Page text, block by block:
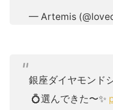
— Artemis
銀座ダイヤモンド
💍選んできた〜✨